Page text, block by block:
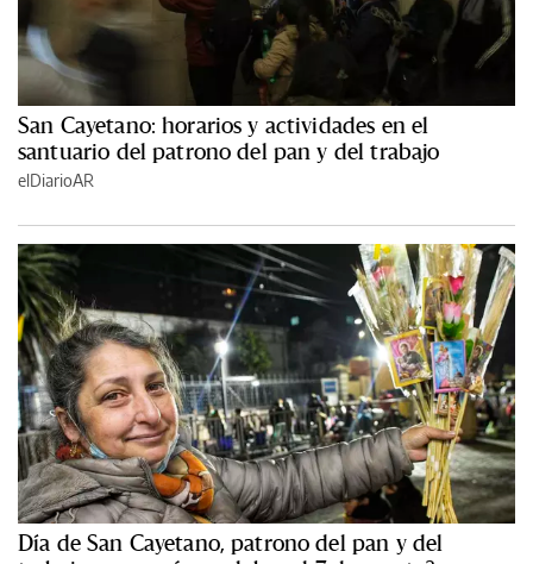
San Cayetano: horarios y actividades en el
santuario del patrono del pan y del trabajo
elDiarioAR
Día de San Cayetano, patrono del pan y del